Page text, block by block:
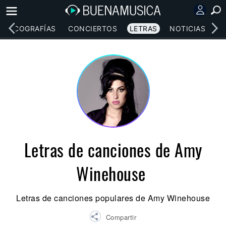
DISCOGRAFÍAS CONCIERTOS LETRAS NOTICIAS
Letras de canciones de Amy
Winehouse
Letras de canciones populares de Amy Winehouse
Compartir